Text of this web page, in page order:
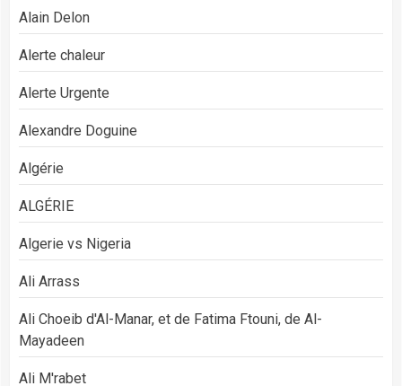
Alain Delon
Alerte chaleur
Alerte Urgente
Alexandre Doguine
Algérie
ALGÉRIE
Algerie vs Nigeria
Ali Arrass
Ali Choeib d'Al-Manar, et de Fatima Ftouni, de Al-
Mayadeen
Ali M'rabet